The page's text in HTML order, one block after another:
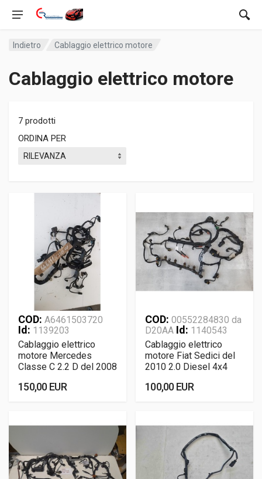
Indietro Cablaggio elettrico motore
Cablaggio elettrico motore
7 prodotti
ORDINA PER
COD: A6461503720
Id: 1139203
Cablaggio elettrico
motore Mercedes
Classe C 2.2 D del 2008
150,00 EUR
COD: 00552284830 da
D20AA Id: 1140543
Cablaggio elettrico
motore Fiat Sedici del
2010 2.0 Diesel 4x4
100,00 EUR